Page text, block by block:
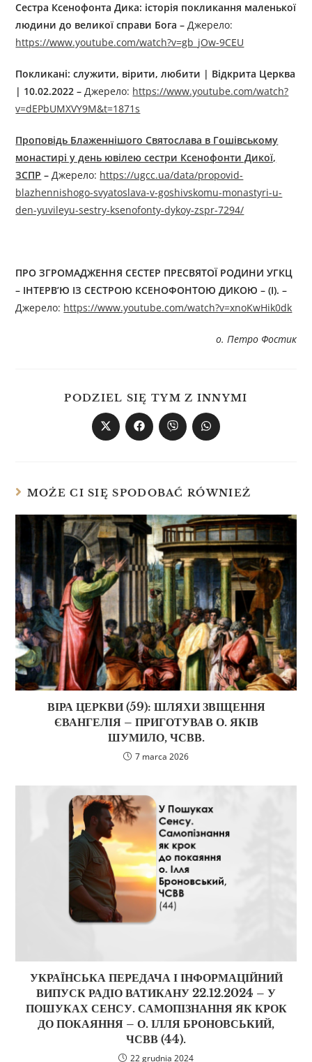
Сестра Ксенофонта Дика: історія покликання маленької
людини до великої справи Бога –Джерелo:
https://www.youtube.com/watch?v=gb_jOw-9CEU
Покликані: служити, вірити, любити | Відкрита Церква
| 10.02.2022 –Джерелo: https://www.youtube.com/watch?
v=dEPbUMXVY9M&t=1871s
Проповідь Блаженнішого Святослава в Гошівському
монастирі у день ювілею сестри Ксенофонти Дикої,
ЗСПР –Джерелo: https://ugcc.ua/data/propovid-
blazhennishogo-svyatoslava-v-goshivskomu-monastyri-u-
den-yuvileyu-sestry-ksenofonty-dykoy-zspr-7294/
ПРОЗГРОМАДЖЕННЯ СЕСТЕР ПРЕСВЯТОЇ РОДИНИ УГКЦ
– ІНТЕРВ’Ю ІЗ СЕСТРОЮ КСЕНОФОНТОЮДИКОЮ – (І). –
Джерелo: https://www.youtube.com/watch?v=xnoKwHik0dk
о. Петро Фостик
PODZIEL SIĘ TYM Z INNYMI
MOŻE CI SIĘ SPODOBAĆ RÓWNIEŻ
ВІРА ЦЕРКВИ (59): ШЛЯХИ ЗВІЩЕННЯ
ЄВАНГЕЛІЯ – ПРИГОТУВАВ О. ЯКІВ
ШУМИЛО, ЧСВВ.
7 marca 2026
УКРАЇНСЬКА ПЕРЕДАЧА І ІНФОРМАЦІЙНИЙ
ВИПУСК РАДІО ВАТИКАНУ 22.12.2024 – У
ПОШУКАХ СЕНСУ. САМОПІЗНАННЯ ЯК КРОК
ДО ПОКАЯННЯ – О. ІЛЛЯ БРОНОВСЬКИЙ,
ЧСВВ (44).
22 grudnia 2024